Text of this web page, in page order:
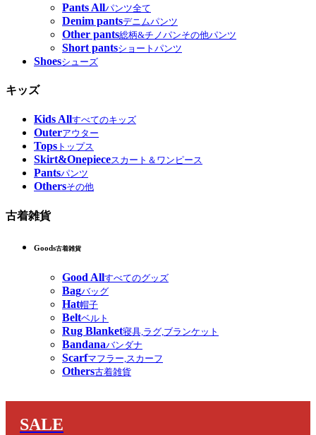
Pants Allパンツ全て
Denim pantsデニムパンツ
Other pants総柄&チノパンその他パンツ
Short pantsショートパンツ
Shoesシューズ
キッズ
Kids Allすべてのキッズ
Outerアウター
Tops トップス
Skirt&Onepieceスカート＆ワンピース
Pantsパンツ
Othersその他
古着雑貨
Goods古着雑貨
Good Allすべてのグッズ
Bagバッグ
Hat帽子
Beltベルト
Rug Blanket寝具,ラグ,ブランケット
Bandanaバンダナ
Scarfマフラー,スカーフ
Others古着雑貨
SALE